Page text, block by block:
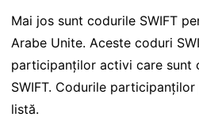
Mai jos sunt codurile SWIFT
Arabe Unite. Aceste coduri
participanților activi care sunt
SWIFT. Codurile
listă.